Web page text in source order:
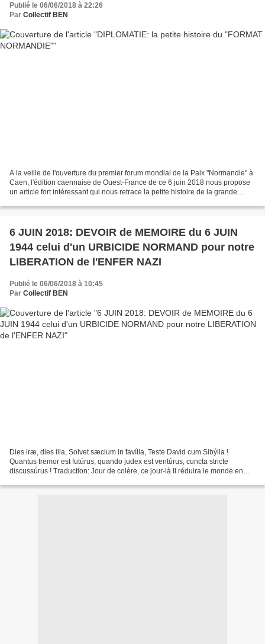
Publié le 06/06/2018 à 22:26
Par Collectif BEN
A la veille de l'ouverture du premier forum mondial de la Paix "Normandie" à
Caen, l'édition caennaise de Ouest-France de ce 6 juin 2018 nous propose
un article fort intéressant qui nous retrace la petite histoire de la grande
6 JUIN 2018: DEVOIR de MEMOIRE du 6 JUIN
1944 celui d'un URBICIDE NORMAND pour notre
LIBERATION de l'ENFER NAZI
Publié le 06/06/2018 à 10:45
Par Collectif BEN
Dies iræ, dies illa, Solvet sæclum in favílla, Teste David cum Sibýlla !
Quantus tremor est futúrus, quando judex est ventúrus, cuncta stricte
discussúrus ! Traduction: Jour de colère, ce jour-là Il réduira le monde en